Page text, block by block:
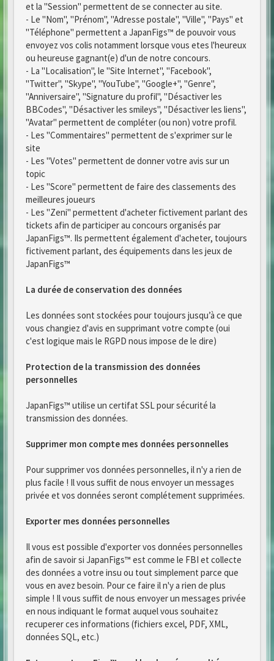
et la "Session" permettent de se connecter au site.
- Le "Nom", "Prénom", "Adresse postale", "Ville", "Pays" et
"Téléphone" permettent a JapanFigs™ de pouvoir vous
envoyez vos colis notamment lorsque vous etes l'heureux
ou heureuse gagnant(e) d'un de notre concours.
- La "Localisation", le "Site Internet", "Facebook",
"Twitter", "Skype", "YouTube", "Google+", "Genre",
"Anniversaire", "Signature du profil", "Désactiver les
BBCodes", "Désactiver les smileys", "Désactiver les liens",
"Avatar" permettent de compléter (ou non) votre profil.
- Les "Commentaires" permettent de s'exprimer sur le
site
- Les "Votes" permettent de donner votre avis sur un
topic
- Les "Score" permettent de faire des classements des
meilleures joueurs
- Les "Zeni" permettent d'acheter fictivement parlant des
tickets afin de participer au concours organisés par
JapanFigs™. Ils permettent également d'acheter, toujours
fictivement parlant, des équipements dans les jeux de
JapanFigs™
La durée de conservation des données
Les données sont stockées pour toujours jusqu’à ce que
vous changiez d'avis en supprimant votre compte (oui
c'est logique mais le RGPD nous impose de le dire)
Protection de la transmission des données
personnelles
JapanFigs™ utilise un certifat SSL pour sécurité la
transmission des données.
Supprimer mon compte mes données personnelles
Pour supprimer vos données personnelles, il n'y a rien de
plus facile ! Il vous suffit de nous envoyer un messages
privée et vos données seront complétement supprimées.
Exporter mes données personnelles
Il vous est possible d'exporter vos données personnelles
afin de savoir si JapanFigs™ est comme le FBI et collecte
des données a votre insu ou tout simplement parce que
vous en avez besoin. Pour ce faire il n'y a rien de plus
simple ! Il vous suffit de nous envoyer un messages privée
en nous indiquant le format auquel vous souhaitez
recuperer ces informations (fichiers excel, PDF, XML,
données SQL, etc.)